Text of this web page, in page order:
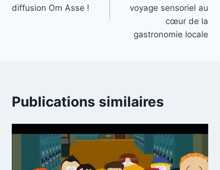
l’article
diffusion Om Asse !
voyage sensoriel au
cœur de la
gastronomie locale
Publications similaires